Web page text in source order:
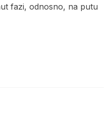
fazi, odnosno, na putu